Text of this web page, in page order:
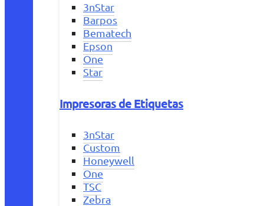
3nStar
Barpos
Bematech
Epson
One
Star
Impresoras de Etiquetas
3nStar
Custom
Honeywell
One
TSC
Zebra